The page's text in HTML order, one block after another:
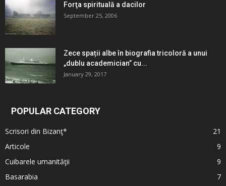
Forţa spirituală a dacilor
September 25, 2006
Zece spații albe în biografia tricoloră a unui
„dublu academician” cu...
January 29, 2017
POPULAR CATEGORY
Scrisori din Bizanţ*
21
Articole
9
Cuibarele umanităţii
9
Basarabia
7